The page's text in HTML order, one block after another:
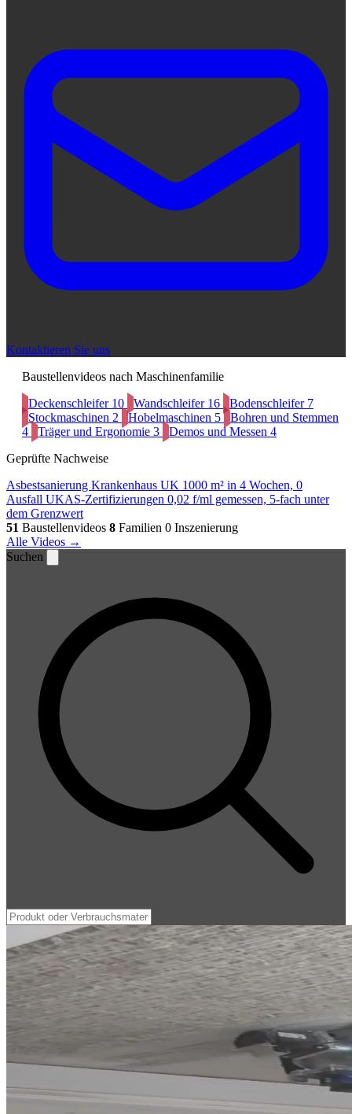
Kontaktieren Sie uns
Baustellenvideos nach Maschinenfamilie
Deckenschleifer 10 Wandschleifer 16 Bodenschleifer 7
Stockmaschinen 2 Hobelmaschinen 5
Bohren und Stemmen
4
Träger und Ergonomie 3 Demos und Messen 4
Geprüfte Nachweise
Asbestsanierung Krankenhaus UK 1000 m² in 4 Wochen, 0
Ausfall UKAS-Zertifizierungen 0,02 f/ml gemessen, 5-fach unter
dem Grenzwert
51 Baustellenvideos 8 Familien 0 Inszenierung
Alle Videos →
Suchen